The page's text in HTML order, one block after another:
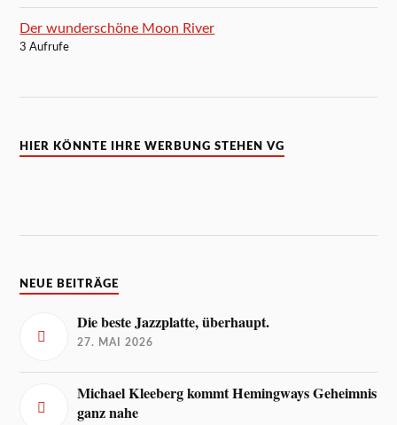
Der wunderschöne Moon River
3 Aufrufe
HIER KÖNNTE IHRE WERBUNG STEHEN VG
NEUE BEITRÄGE
Die beste Jazzplatte, überhaupt.
27. MAI 2026
Michael Kleeberg kommt Hemingways Geheimnis
ganz nahe